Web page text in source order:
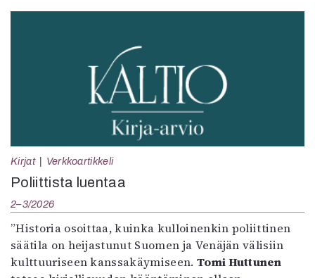
Kirjat Verkkoartikkeli
Poliittista luentaa
2–3/2026
”Historia osoittaa, kuinka kulloinenkin poliittinen
säätila on heijastunut Suomen ja Venäjän välisiin
kulttuuriseen kanssakäymiseen. Tomi Huttunen